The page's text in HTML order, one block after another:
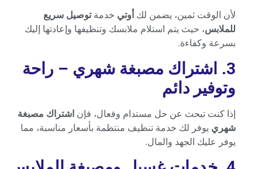
لأن الوقت ثمين، يضمن لك أوتي خدمةتوصيل سريع
للملابس، حيث يتم استلام ملابسك وتنظيفها وإعادتها إليك
بسرعة وكفاءة.
3. اشتراك مصبغة شهري – راحة
وتوفير دائم
إذا كنت تبحث عن حل مستدام وفعال، فإن اشتراك مصبغة
شهري يوفر لك خدمة تنظيف منتظمة بأسعار مناسبة، مما
يوفر عليك الجهد والمال.